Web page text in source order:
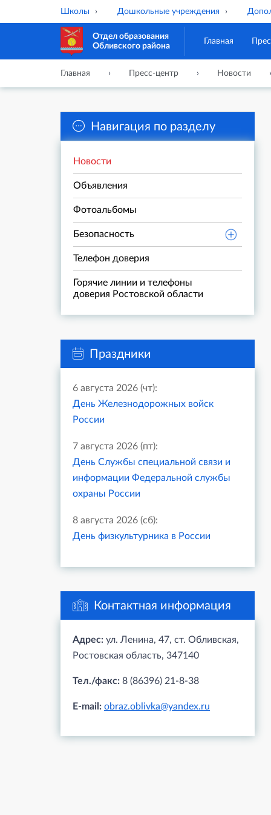
Школы Дошкольные учреждения
Отдел образования
Обливского района
Главная
Главная Пресс-центр Новости
Навигация по разделу
Новости
Объявления
Фотоальбомы
Безопасность
Телефон доверия
Горячие линии и телефоны
доверия Ростовской области
Праздники
6 августа 2026 (чт):
День Железнодорожных войск
России
7 августа 2026 (пт):
День Службы специальной связи и
информации Федеральной службы
охраны России
8 августа 2026 (сб):
День физкультурника в России
Контактная информация
Адрес: ул. Ленина, 47, ст. Обливская,
Ростовская область, 347140
Тел./факс: 8 (86396) 21-8-38
E-mail: obraz.oblivka@yandex.ru